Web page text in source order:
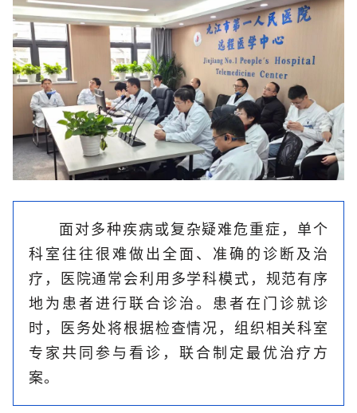
面对多种疾病或复杂疑难危重症，单个
科室往往很难做出全面、准确的诊断及治
疗，医院通常会利用多学科模式，规范有序
地为患者进行联合诊治。患者在门诊就诊
时，医务处将根据检查情况，组织相关科室
专家共同参与看诊，联合制定最优治疗方
案。